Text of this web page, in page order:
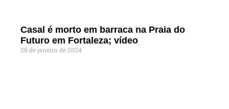
Casal é morto em barraca na Praia do
Futuro em Fortaleza; vídeo
28 de janeiro de 2024